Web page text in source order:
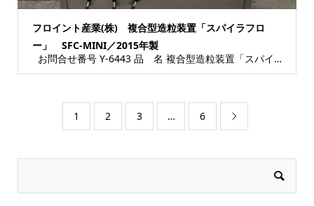
フロイント産業(株) 複合型造粒装置「スパイラフロ
ー」 SFC-MINI／2015年製
お問合せ番号 Y-6443 品 名 複合型造粒装置「スパイラフロー」 型 式 SFC...
1 2 3 … 6 